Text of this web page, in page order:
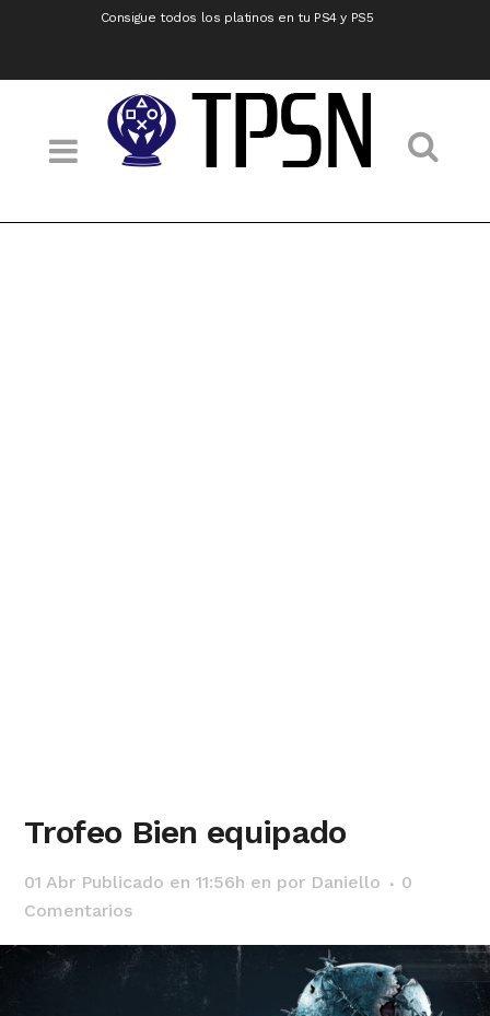
Consigue todos los platinos en tu PS4 y PS5
Trofeo Bien equipado
01 Abr Publicado en 11:56h en por Daniello
0
Comentarios